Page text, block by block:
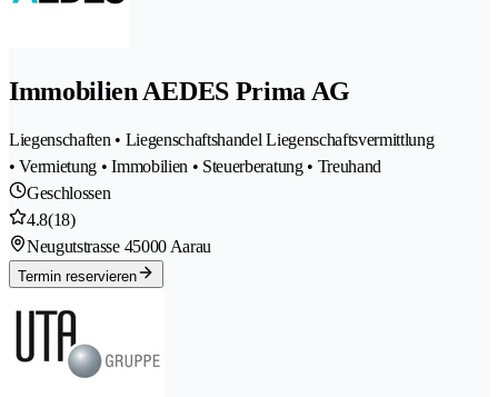
Immobilien AEDES Prima AG
Liegenschaften • Liegenschaftshandel Liegenschaftsvermittlung
• Vermietung • Immobilien • Steuerberatung • Treuhand
Geschlossen
4.8(18)
Neugutstrasse 45000 Aarau
Termin reservieren